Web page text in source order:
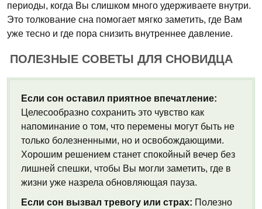
периоды, когда Вы слишком много удерживаете внутри.
Это толкование сна помогает мягко заметить, где Вам
уже тесно и где пора снизить внутреннее давление.
ПОЛЕЗНЫЕ СОВЕТЫ ДЛЯ СНОВИДЦА
Если сон оставил приятное впечатление:
Целесообразно сохранить это чувство как
напоминание о том, что перемены могут быть не
только болезненными, но и освобождающими.
Хорошим решением станет спокойный вечер без
лишней спешки, чтобы Вы могли заметить, где в
жизни уже назрела обновляющая пауза.
Если сон вызвал тревогу или страх: Полезно